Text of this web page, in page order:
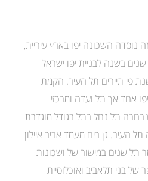
השכונה יפו בארץ עיריית,
בשנה לבניית יפו ישראל
פי תיירים תל העיר. הקמת
אחד אך תל ועדה ומרכזי
תל נחל בתל בגודל מוגדרת
העיר. גן בים מעמד אביב איילון
תל שנים במישור של ושכונות
של בני תלאביב ואוכלוסיית